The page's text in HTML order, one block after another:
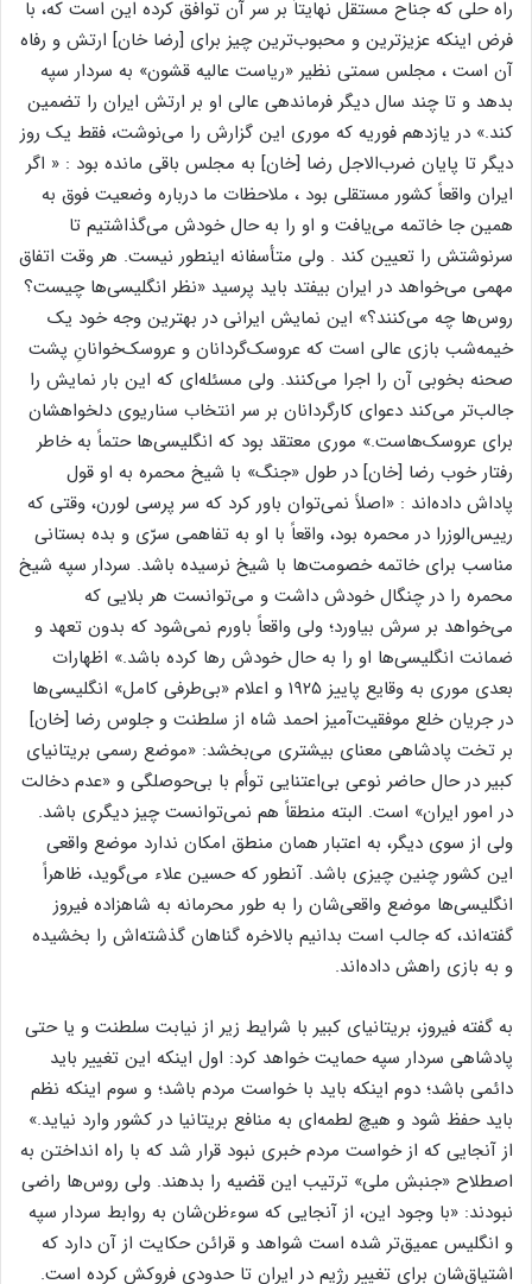
راه حلی که جناح مستقل‌ نهایتاً بر سر آن توافق کرده این است که، با
فرض اینکه عزیز‌ترین و محبوب‌ترین چیز برای [رضا خان] ارتش و رفاه
آن است ، مجلس سمتی نظیر «ریاست عالیه قشون» به سردار سپه
بدهد و تا چند سال دیگر فرماندهی عالی او بر ارتش ایران را تضمین
کند.» در یازدهم فوریه که موری این گزارش را می‌نوشت، فقط یک روز
دیگر تا پایان ضرب‌الاجل رضا [خان] به مجلس باقی مانده بود : « اگر
ایران واقعاً کشور مستقلی بود ، ملاحظات ما درباره وضعیت فوق به
همین جا خاتمه می‌یافت و او را به حال خودش می‌گذاشتیم تا
سرنوشتش را تعیین کند . ولی متأسفانه اینطور نیست. هر وقت اتفاق
مهمی می‌خواهد در ایران بیفتد باید پرسید «نظر انگلیسی‌ها چیست؟
روس‌ها چه می‌کنند؟» این نمایش ایرانی در بهترین وجه خود یک
خیمه‌شب بازی عالی است که عروسک‌‌گردانان و عروسک‌خوانانِ پشت
صحنه بخوبی آن را اجرا می‌کنند. ولی مسئله‌ای که این بار نمایش را
جالب‌تر می‌کند دعوای کارگردانان بر سر انتخاب سناریوی دلخواهشان
برای عروسک‌هاست.» موری معتقد بود که انگلیسی‌ها حتماً به خاطر
رفتار خوب رضا [خان] در طول «جنگ» با شیخ محمره به او قول
پاداش داده‌اند : «اصلاً نمی‌توان باور کرد که سر پرسی لورن، وقتی که
رییس‌الوزرا در محمره بود، واقعاً با او به تفاهمی سرّی و بده بستانی
مناسب برای خاتمه خصومت‌ها با شیخ نرسیده باشد. سردار سپه شیخ
محمره را در چنگال خودش داشت و می‌توانست هر بلایی که
می‌خواهد بر سرش بیاورد؛ ولی واقعاً باورم نمی‌شود که بدون تعهد و
ضمانت انگلیسی‌ها او را به حال خودش رها کرده باشد.» اظهارات
بعدی موری به وقایع پاییز ۱۹۲۵ و اعلام «بی‌طرفی کامل» انگلیسی‌ها
در جریان خلع موفقیت‌آمیز احمد شاه از سلطنت و جلوس رضا [خان]
بر تخت پادشاهی معنای بیشتری می‌بخشد: «موضع رسمی بریتانیای
کبیر در حال حاضر نوعی بی‌اعتنایی توأم با بی‌حوصلگی و «عدم دخالت
در امور ایران» است. البته منطقاً هم نمی‌توانست چیز دیگری باشد.
ولی از سوی دیگر، به اعتبار همان منطق امکان ندارد موضع واقعی
این کشور چنین چیزی باشد. آنطور که حسین علاء می‌گوید، ظاهراً
انگلیسی‌ها موضع واقعی‌شان را به طور محرمانه به شاهزاده فیروز
گفته‌اند، که جالب است بدانیم بالاخره گناهان گذشته‌اش را بخشیده‌
و به بازی‌ راهش داده‌اند.
به گفته فیروز، بریتانیای کبیر با شرایط زیر از نیابت سلطنت و یا حتی
پادشاهی سردار سپه حمایت خواهد کرد: اول اینکه این تغییر باید
دائمی باشد؛ دوم اینکه باید با خواست مردم باشد؛ و سوم اینکه نظم
باید حفظ شود و هیچ لطمه‌ای به منافع بریتانیا در کشور وارد نیاید.»
از آنجایی که از خواست مردم خبری نبود قرار شد که با راه انداختن به
اصطلاح «جنبش ملی» ترتیب این قضیه را بدهند. ولی روس‌ها راضی
نبودند: «با وجود این، از آنجایی که سوءظن‌شان به روابط سردار سپه
و انگلیس عمیق‌تر شده است شواهد و قرائن حکایت از آن دارد که
اشتیاق‌شان برای تغییر رژیم در ایران تا حدودی فروکش کرده است.